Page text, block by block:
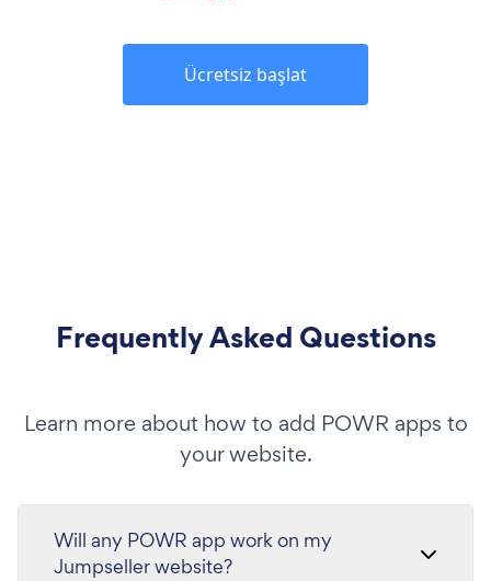
Ücretsiz başlat
Frequently Asked Questions
Learn more about how to add POWR apps to
your website.
Will any POWR app work on my
Jumpseller website?